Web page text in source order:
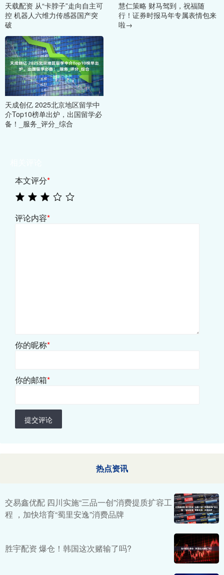
天载配资 从“卡脖子”走向自主可
控 机器人六维力传感器国产突
破
慧仁策略 财马驾到，祝福随
行！证券时报马年专属表情包来
啦→
天成创亿 2025北京地区留学中
介Top10榜单出炉，出国留学必
备！_服务_评分_综合
本文评分*
评论内容*
你的昵称*
你的邮箱*
提交评论
热点资讯
交易鑫优配 四川实施“三品一创”消费提质扩容工
程 ，加快培育“蜀里安逸”消费品牌
胜宇配资 爆仓！韩国这次赌输了吗?